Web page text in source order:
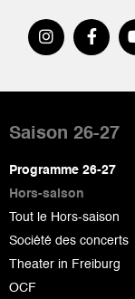
de
page
Saison 26-27
Programme 26-27
Hors-saison
Tout le Hors-saison
Société des concerts
Theater in Freiburg
OCF